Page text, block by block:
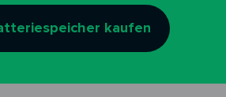
kaufen